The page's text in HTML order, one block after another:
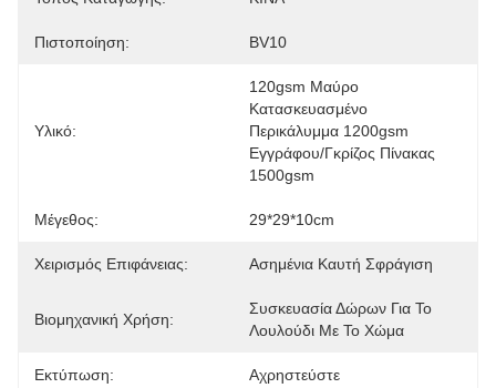
Πιστοποίηση: BV10
Υλικό:
120gsm Μαύρο
Κατασκευασμένο
Περικάλυμμα 1200gsm
Εγγράφου/γκρίζος Πίνακας
1500gsm
Μέγεθος: 29*29*10cm
Χειρισμός Επιφάνειας: Ασημένια Καυτή Σφράγιση
Βιομηχανική Χρήση:
Συσκευασία Δώρων Για Το
Λουλούδι Με Το Χώμα
Εκτύπωση: Αχρηστεύστε